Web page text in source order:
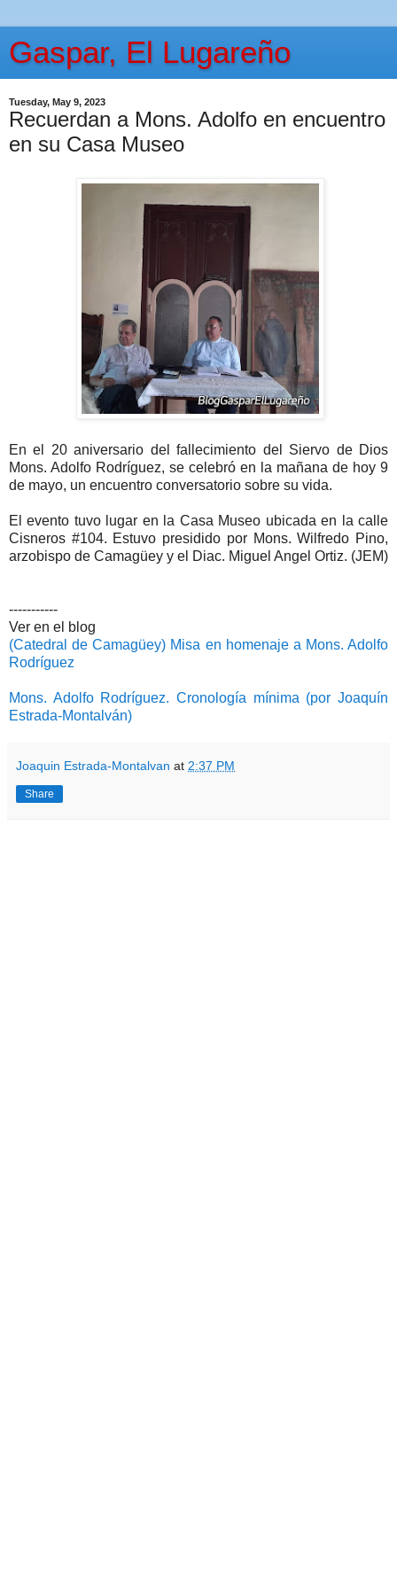
Gaspar, El Lugareño
Tuesday, May 9, 2023
Recuerdan a Mons. Adolfo en encuentro
en su Casa Museo
En el 20 aniversario del fallecimiento del Siervo de Dios
Mons. Adolfo Rodríguez, se celebró en la mañana de hoy 9
de mayo, un encuentro conversatorio sobre su vida.
El evento tuvo lugar en la Casa Museo ubicada en la calle
Cisneros #104. Estuvo presidido por Mons. Wilfredo Pino,
arzobispo de Camagüey y el Diac. Miguel Angel Ortiz. (JEM)
-----------
Ver en el blog
(Catedral de Camagüey) Misa en homenaje a Mons. Adolfo
Rodríguez
Mons. Adolfo Rodríguez. Cronología mínima (por Joaquín
Estrada-Montalván)
Joaquin Estrada-Montalvan at 2:37 PM
Share